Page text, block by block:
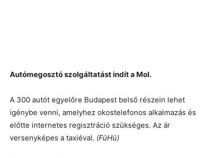
Autómegosztó szolgáltatást indít a Mol.
A 300 autót egyelőre Budapest belső részein lehet
igénybe venni, amelyhez okostelefonos alkalmazás és
előtte internetes regisztráció szükséges. Az ár
versenyképes a taxiéval. (FüHü)